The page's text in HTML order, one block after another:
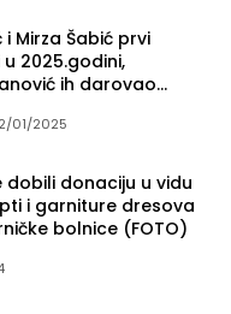
Mirza Šabić prvi
2025.godini,
ih darovao
grada
01/2025
dobili donaciju u vidu
i garniture dresova
bolnice (FOTO)